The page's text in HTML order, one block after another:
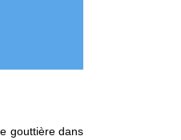
gouttière dans